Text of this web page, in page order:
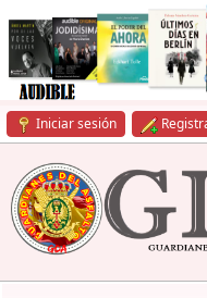
Iniciar sesión